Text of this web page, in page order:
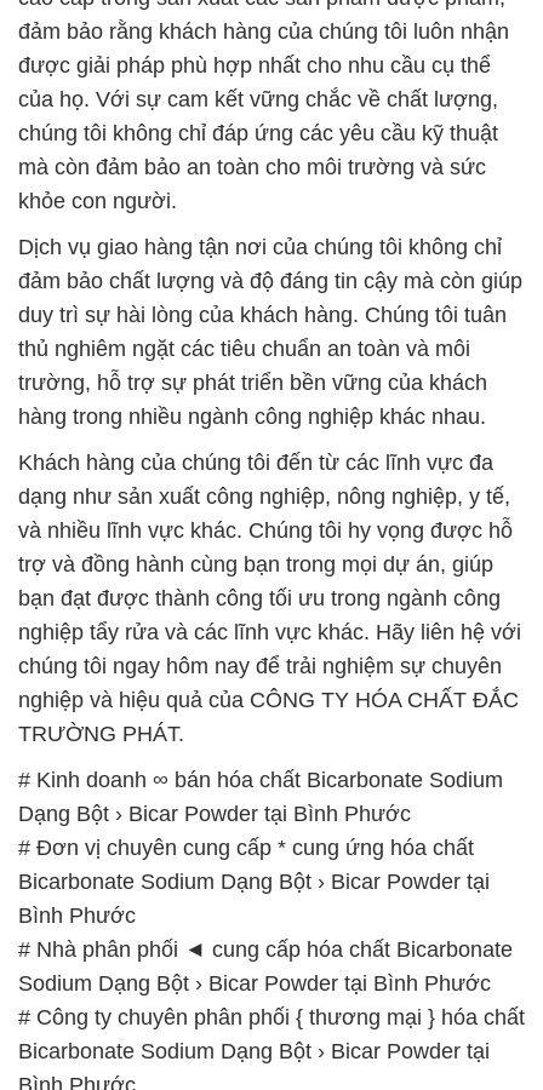
mà còn đảm bảo an toàn cho môi trường và sức
khỏe con người.
Dịch vụ giao hàng tận nơi của chúng tôi không chỉ
đảm bảo chất lượng và độ đáng tin cậy mà còn giúp
duy trì sự hài lòng của khách hàng. Chúng tôi tuân
thủ nghiêm ngặt các tiêu chuẩn an toàn và môi
trường, hỗ trợ sự phát triển bền vững của khách
hàng trong nhiều ngành công nghiệp khác nhau.
Khách hàng của chúng tôi đến từ các lĩnh vực đa
dạng như sản xuất công nghiệp, nông nghiệp, y tế,
và nhiều lĩnh vực khác. Chúng tôi hy vọng được hỗ
trợ và đồng hành cùng bạn trong mọi dự án, giúp
bạn đạt được thành công tối ưu trong ngành công
nghiệp tẩy rửa và các lĩnh vực khác. Hãy liên hệ với
chúng tôi ngay hôm nay để trải nghiệm sự chuyên
nghiệp và hiệu quả của CÔNG TY HÓA CHẤT ĐẮC
TRƯỜNG PHÁT.
# Kinh doanh ∞ bán hóa chất Bicarbonate Sodium
Dạng Bột › Bicar Powder tại Bình Phước
# Đơn vị chuyên cung cấp * cung ứng hóa chất
Bicarbonate Sodium Dạng Bột › Bicar Powder tại
Bình Phước
# Nhà phân phối ◄ cung cấp hóa chất Bicarbonate
Sodium Dạng Bột › Bicar Powder tại Bình Phước
# Công ty chuyên phân phối { thương mại } hóa chất
Bicarbonate Sodium Dạng Bột › Bicar Powder tại
Bình Phước
# Cty phân phối Ω thương mại hóa chất Bicarbonate
Sodium Dạng Bột › Bicar Powder tại Bình Phước
# Địa chỉ cung ứng ⌡ phân phối hóa chất
Bicarbonate Sodium Dạng Bột › Bicar Powder tại